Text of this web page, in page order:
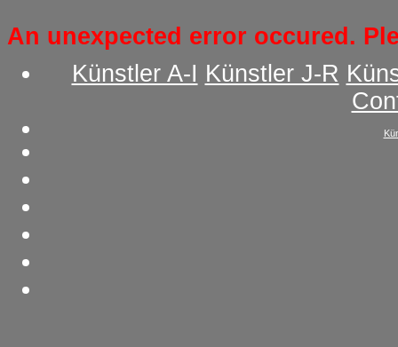
An unexpected error occured.
Künstler A-I Künstler J-R